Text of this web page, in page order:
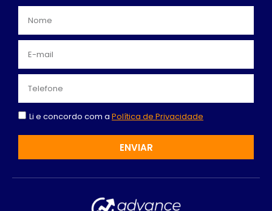
Li e concordo com a Política de Privacidade
ENVIAR